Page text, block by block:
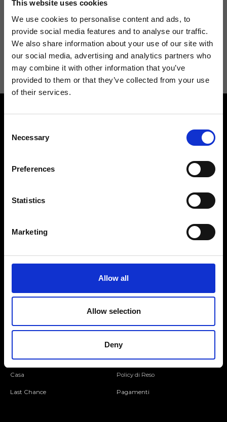
This website uses cookies
We use cookies to personalise content and ads, to
provide social media features and to analyse our traffic.
We also share information about your use of our site with
our social media, advertising and analytics partners who
may combine it with other information that you’ve
provided to them or that they’ve collected from your use
of their services.
Selection
Necessary
Preferences
Statistics
Marketing
Allow all
Allow selection
Deny
Acconsento a ricevere novità e promo da Ripani. Per maggiori
informazioni consulta laPrivacy Policy.
Cerca un negozio
Seguici
Uomo
Casa
Last Chance
Spedizione e Consegna
Policy di Reso
Pagamenti